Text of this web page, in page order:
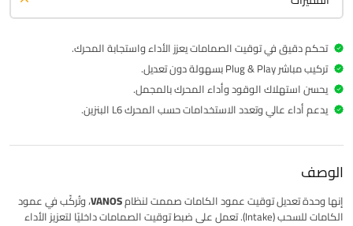
تحكم دقيق في توقيت الصمامات يعزز الأداء واستجابة المحرك.
تركيب مباشر Plug & Play بسهولة دون تعديل.
يحسن استهلاك الوقود وأداء المحرك بالمجمل.
يدعم أداء عالي وتعدد الاستخدامات حسب المحرك L6 البنزين.
الوصف
إنها وحدة تعديل توقيت عمود الكامات صممت لنظامVANOS، وتُركّب في عمود
الكامات للسحب (Intake). تعمل على ضبط توقيت الصمامات داخليًا لتعزيز الأداء